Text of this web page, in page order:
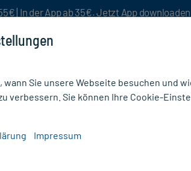
| In der App ab 35€. Jetzt App downloaden
Sie unsere Webseite besuchen und
verbessern. Sie können Ihre Cookie-
Impressum